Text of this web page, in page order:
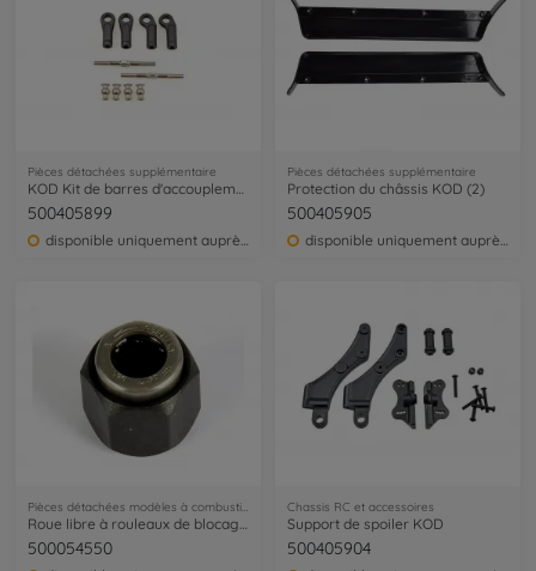
Pièces détachées supplémentaire
KOD Kit de barres d'accouplement (2)
500405899
disponible uniquement auprès du service clientèle
Pièces détachées supplémentaire
Protection du châssis KOD (2)
500405905
disponible uniquement auprès du service clientèle
Pièces détachées modèles à combustion
500054550
Chassis RC et accessoires
Support de spoiler KOD
500405904